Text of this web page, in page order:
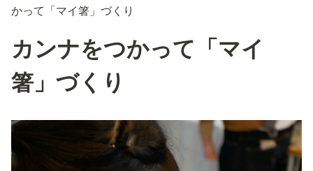
かって「マイ箸」づくり
カンナをつかって「マイ
箸」づくり